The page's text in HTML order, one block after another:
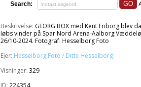
Search:
Beskrivelse: GEORG BOX med Kent Friborg blev
løbs vinder på Spar Nord Arena-Aalborg
26/10-2024. Fotograf: Hesselborg Foto
Ejer: Hesselborg Foto / Ditte Hesselborg
Visninger: 329
ID: 224354